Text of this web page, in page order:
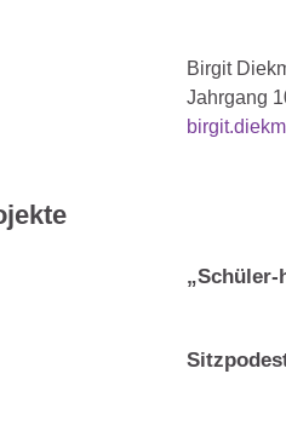
Birgit
Jahrgang